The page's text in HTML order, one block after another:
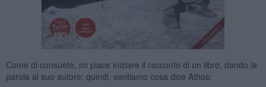
Come di consueto, mi piace iniziare il racconto di un libro, dando la
parola al suo autore; quindi, sentiamo cosa dice Athos: